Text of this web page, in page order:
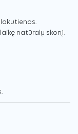
natūralų skonį.